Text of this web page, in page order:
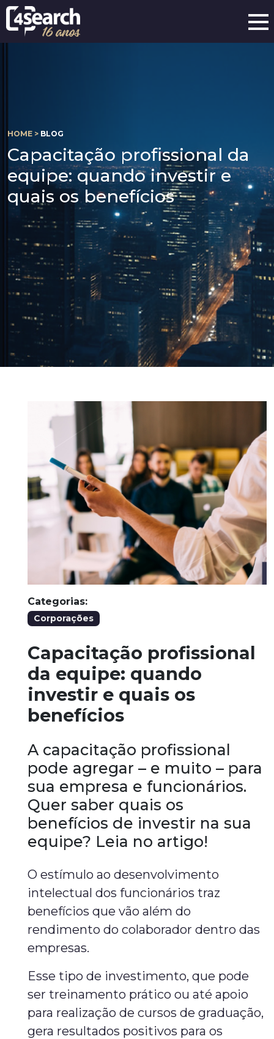
HOME > BLOG
Capacitação profissional da
equipe: quando investir e
quais os benefícios
Categorias:
Corporações
Capacitação profissional
da equipe: quando
investir e quais os
benefícios
A capacitação profissional
pode agregar – e muito – para
sua empresa e funcionários.
Quer saber quais os
benefícios de investir na sua
equipe? Leia no artigo!
O estímulo ao desenvolvimento
intelectual dos funcionários traz
benefícios que vão além do
rendimento do colaborador dentro das
empresas.
Esse tipo de investimento, que pode
ser treinamento prático ou até apoio
para realização de cursos de graduação,
gera resultados positivos para os